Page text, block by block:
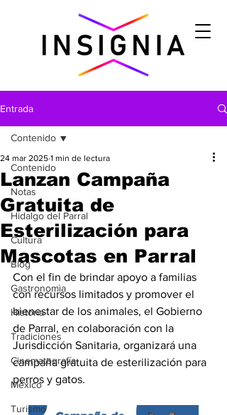
Entrada
Contenido
Notas
Hidalgo del Parral
Cultura
Blog
Gastronomìa
Historia
Tradiciones
Cinematografía
México
Turismo
Contenido
Lanzan Campaña
Gratuita de
Esterilización para
Mascotas en Parral
24 mar 2025 1 min de lectura
Con el fin de brindar apoyo a familias
con recursos limitados y promover el
bienestar de los animales, el Gobierno
de Parral, en colaboración con la
Jurisdicción Sanitaria, organizará una
campaña gratuita de esterilización para
perros y gatos.